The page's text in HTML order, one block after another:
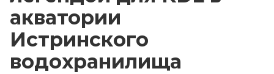
акватории
Истринского
водохранилища